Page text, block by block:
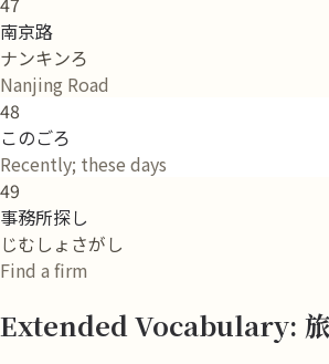
南京路
ナンキンろ
Nanjing Road
48
このごろ
Recently; these days
49
事務所探し
じむしょさがし
Find a firm
Extended Vocabulary: